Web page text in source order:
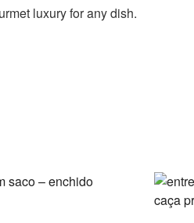
luxury for any dish.